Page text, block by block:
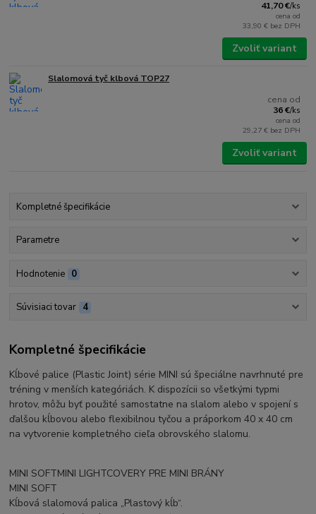
41,70 €/ks
cena od
33,90 € bez DPH
Zvoliť variant
Slalomová tyč klbová TOP27
cena od
36 €/ks
cena od
29,27 € bez DPH
Zvoliť variant
Kompletné špecifikácie
Parametre
Hodnotenie 0
Súvisiaci tovar 4
Kompletné špecifikácie
Kĺbové palice (Plastic Joint) série MINI sú špeciálne navrhnuté pre
tréning v menších kategóriách. K dispozícii so všetkými typmi
hrotov, môžu byť použité samostatne na slalom alebo v spojení s
ďalšou kĺbovou alebo flexibilnou tyčou a práporkom 40 x 40 cm
na vytvorenie kompletného cieľa obrovského slalomu.
MINI SOFTMINI LIGHTCOVERY PRE MINI BRÁNY
MINI SOFT
Kĺbová slalomová palica „Plastový kĺb“.